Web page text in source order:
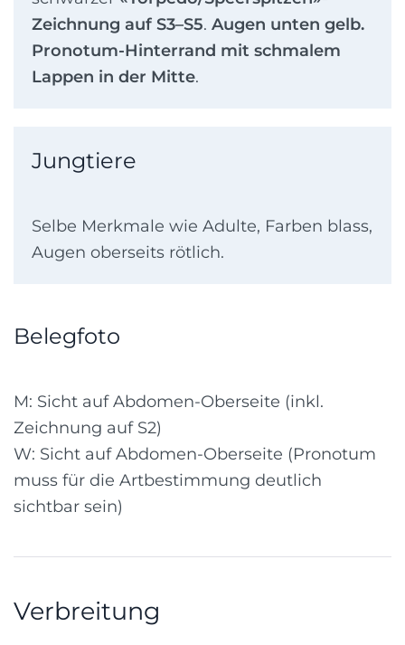
Zeichnung auf S3–S5. Augen unten gelb.
Pronotum-Hinterrand mit schmalem
Lappen in der Mitte.
Jungtiere
Selbe Merkmale wie Adulte, Farben blass,
Augen oberseits rötlich.
Belegfoto
M: Sicht auf Abdomen-Oberseite (inkl.
Zeichnung auf S2)
W: Sicht auf Abdomen-Oberseite (Pronotum
muss für die Artbestimmung deutlich
sichtbar sein)
Verbreitung